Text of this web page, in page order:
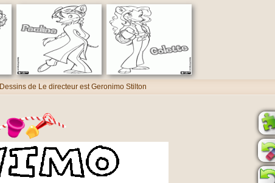
Dessins de Le directeur est Geronimo Stilton